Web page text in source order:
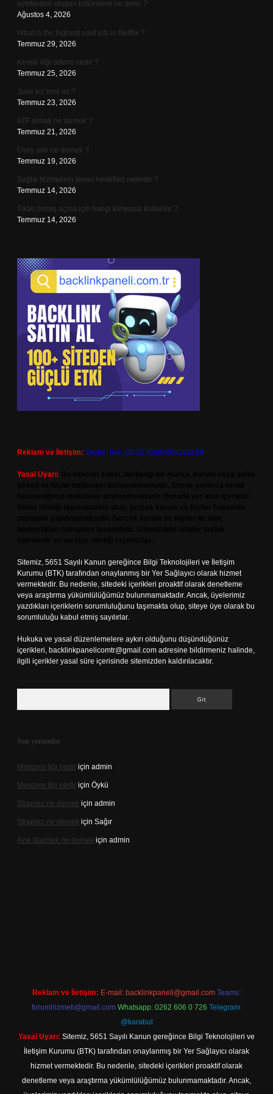
ayetlerden oluşan bölümlere ne denir ?
Ağustos 4, 2026
What is the highest paid job in Netflix ?
Temmuz 29, 2026
Kemik iliği ödemi nedir ?
Temmuz 25, 2026
June kız ismi mi ?
Temmuz 23, 2026
ATF olmak ne demek ?
Temmuz 21, 2026
Üvey aile ne demek ?
Temmuz 19, 2026
Sağlık hizmetinin temel hedefleri nelerdir ?
Temmuz 14, 2026
Tıkalı pimaş açma için hangi kimyasal kullanılır ?
Temmuz 14, 2026
Reklam ve İletişim: Skype: live:.cid.575569c608265c69
Yasal Uyarı:
Sitemiz, 5651 Sayılı Kanun gereğince Bilgi Teknolojileri ve İletişim
Kurumu (BTK) tarafından onaylanmış bir Yer Sağlayıcı olarak hizmet
vermektedir. Bu nedenle, sitedeki içerikleri proaktif olarak denetleme
veya araştırma yükümlülüğümüz bulunmamaktadır. Ancak, üyelerimiz
yazdıkları içeriklerin sorumluluğunu taşımakta olup, siteye üye olarak bu
sorumluluğu kabul etmiş sayılırlar.
Hukuka ve yasal düzenlemelere aykırı olduğunu düşündüğünüz
içerikleri, backlinkpanelicomtr@gmail.com adresine bildirmeniz halinde,
ilgili içerikler yasal süre içerisinde sitemizden kaldırılacaktır.
Son yorumlar
Meşcere tipi nedir için admin
Meşcere tipi nedir için Öykü
Straplez ne demek için admin
Straplez ne demek için Sağır
Azık düzmek ne demek için admin
Reklam ve İletişim: E-mail: backlinkpaneli@gmail.com Teams:
forumhizmeti@gmail.com Whatsapp: 0262 606 0 726 Telegram:
@karabul
Yasal Uyarı: Sitemiz, 5651 Sayılı Kanun gereğince Bilgi Teknolojileri ve
İletişim Kurumu (BTK) tarafından onaylanmış bir Yer Sağlayıcı olarak
hizmet vermektedir. Bu nedenle, sitedeki içerikleri proaktif olarak
denetleme veya araştırma yükümlülüğümüz bulunmamaktadır. Ancak,